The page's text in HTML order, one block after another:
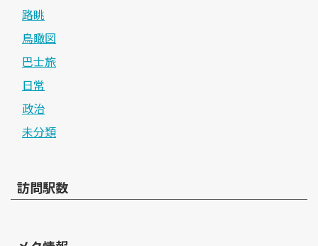
路眺
鳥瞰図
巴士旅
日常
政治
未分類
訪問駅数